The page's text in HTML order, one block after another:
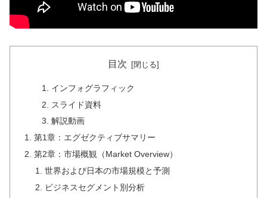
目次
インフォグラフィック
スライド資料
解説動画
第1章：エグゼクティブサマリー
第2章：市場概観（Market Overview）
世界および日本の市場規模と予測
ビジネスセグメント別分析